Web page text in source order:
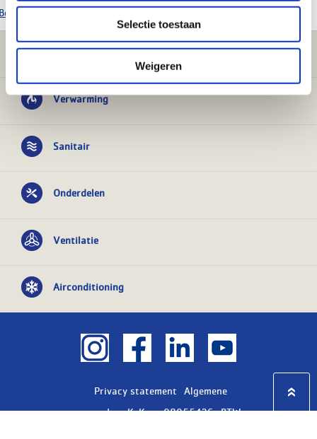
Selectie toestaan
Weigeren
alle Vaillant producten
Klantenservice
Verwarming
Sanitair
Onderdelen
Ventilatie
Airconditioning
Privacy statement
Algemene
voorwaarden KvK nr: 08055426 BTW nr: